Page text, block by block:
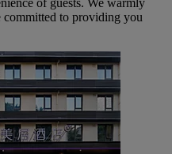
to providing you